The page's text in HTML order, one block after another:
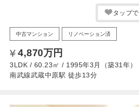
タップで
中古マンション リノベーション済
4,870万円
3LDK / 60.23㎡ / 1995年3月（築31年）
南武線武蔵中原駅 徒歩13分